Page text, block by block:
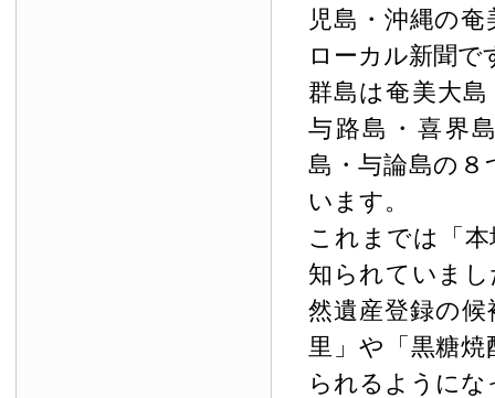
児島・沖縄の
ローカル新聞で
群島は奄美大
与路島・喜界
島・与論島の
います。
これまでは「
知られていま
然遺産登録の
里」や「黒糖
られるように